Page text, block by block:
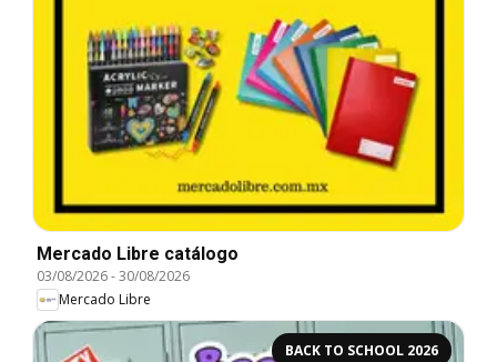
Mercado Libre catálogo
03/08/2026-30/08/2026
Mercado Libre
BACK TO SCHOOL 2026